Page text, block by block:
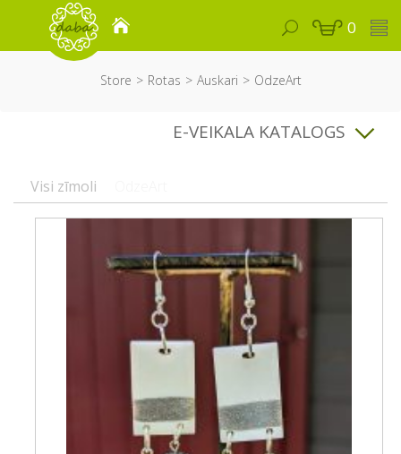
0
Store Rotas Auskari OdzeArt
E-VEIKALA KATALOGS
Visi zīmoli